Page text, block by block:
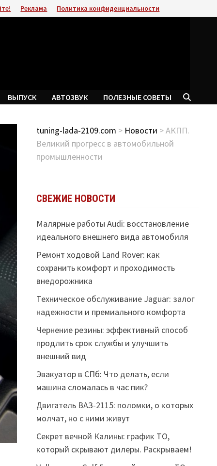
Реклама Политика конфиденциальности
ВЫПУСК АВТОЗВУК ПОЛЕЗНЫЕ СОВЕТЫ
tuning-lada-2109.com > Новости > АКПП.
Великий прогресс в автомобильной
промышленности
СВЕЖИЕ НОВОСТИ
Малярные работы Audi: восстановление
идеального внешнего вида автомобиля
Ремонт ходовой Land Rover: как
сохранить комфорт и проходимость
внедорожника
Техническое обслуживание Jaguar: залог
надежности и премиального комфорта
Чернение резины: эффективный способ
продлить срок службы и улучшить
внешний вид
Эвакуатор в СПб: Что делать, если
машина сломалась в час пик?
Двигатель ВАЗ-2115: поломки, о которых
молчат, но с ними живут
Секрет вечной Калины: график ТО,
который скрывают дилеры. Раскрываем!